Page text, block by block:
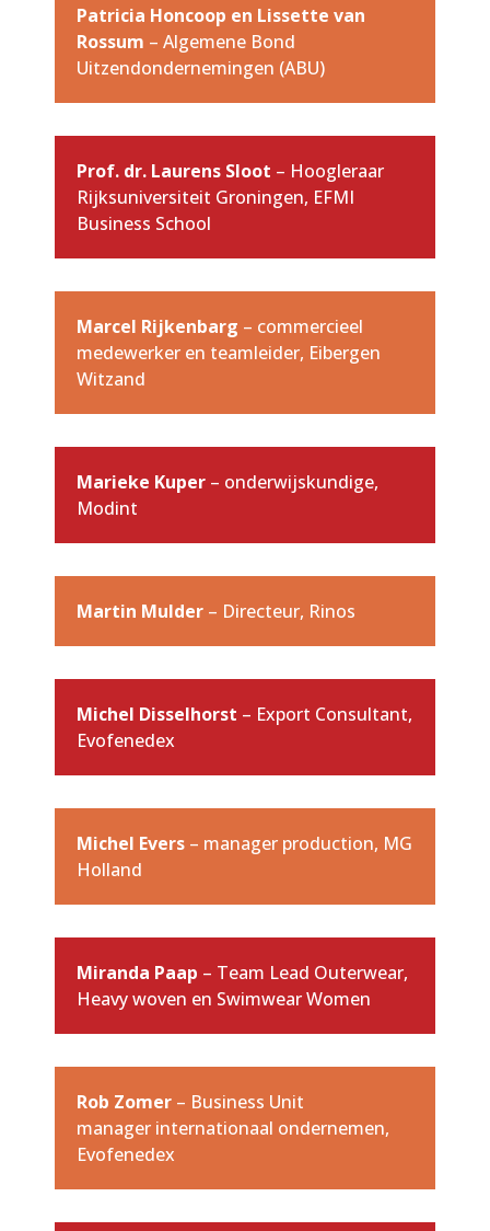
Patricia Honcoop en Lissette van
Rossum – Algemene Bond
Uitzendondernemingen (ABU)
Prof. dr. Laurens Sloot – Hoogleraar
Rijksuniversiteit Groningen, EFMI
Business School
Marcel Rijkenbarg – commercieel
medewerker en teamleider, Eibergen
Witzand
Marieke Kuper – onderwijskundige,
Modint
Martin Mulder – Directeur, Rinos
Michel Disselhorst – Export Consultant,
Evofenedex
Michel Evers – manager production, MG
Holland
Miranda Paap – Team Lead Outerwear,
Heavy woven en Swimwear Women
Rob Zomer – Business Unit
manager internationaal ondernemen,
Evofenedex